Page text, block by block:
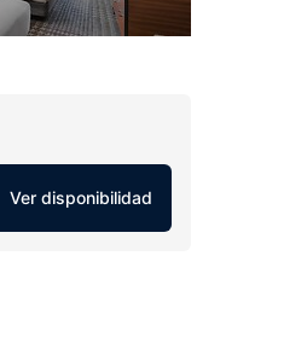
Ver disponibilidad